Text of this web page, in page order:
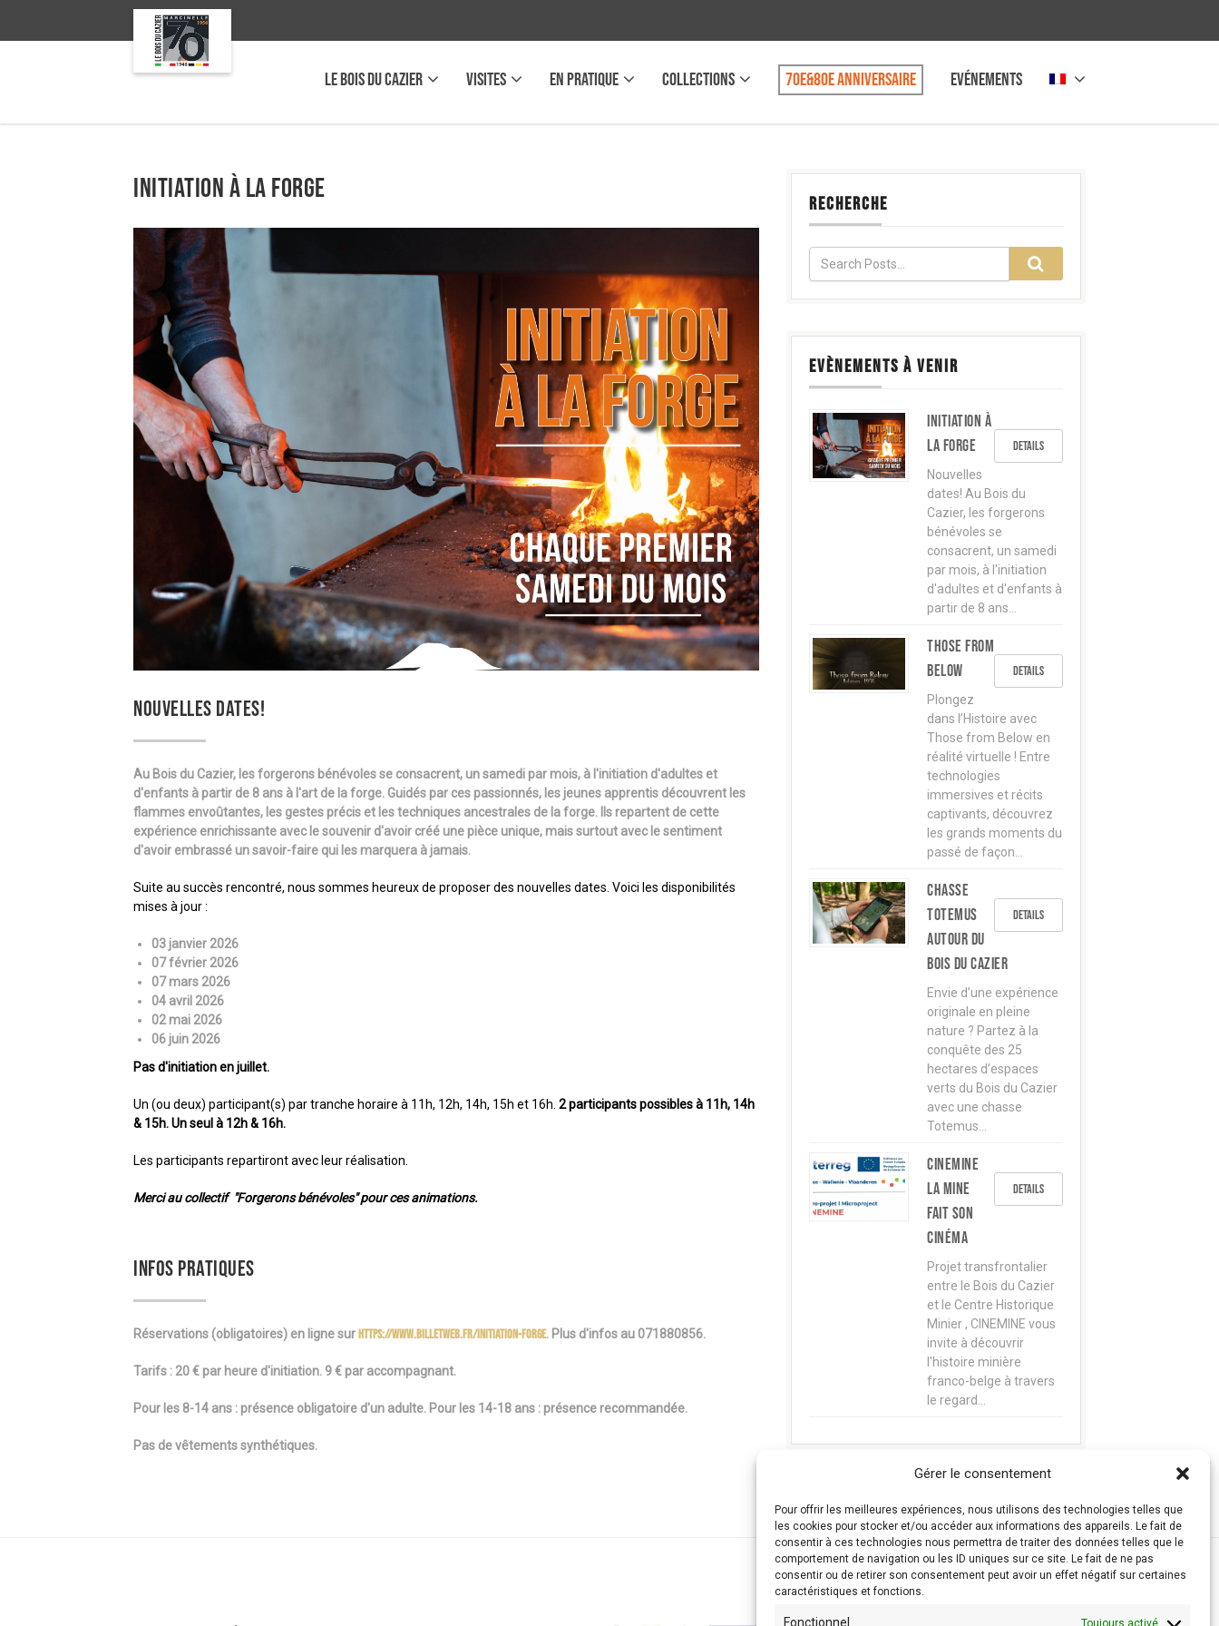
Gérer le consentement
Pour offrir les meilleures expériences, nous utilisons des technologies telles que
les cookies pour stocker et/ou accéder aux informations des appareils. Le fait de
consentir à ces technologies nous permettra de traiter des données telles que le
comportement de navigation ou les ID uniques sur ce site. Le fait de ne pas
consentir ou de retirer son consentement peut avoir un effet négatif sur certaines
caractéristiques et fonctions.
Fonctionnel Toujours activé
LE BOIS DU CAZIER VISITES EN PRATIQUE COLLECTIONS 70e&80e anniversaire Evénements
Initiation à la forge
NOUVELLES DATES!
Au Bois du Cazier, les forgerons bénévoles se consacrent, un samedi par mois, à l'initiation d'adultes et
d'enfants à partir de 8 ans à l'art de la forge. Guidés par ces passionnés, les jeunes apprentis découvrent les
flammes envoûtantes, les gestes précis et les techniques ancestrales de la forge. Ils repartent de cette
expérience enrichissante avec le souvenir d'avoir créé une pièce unique, mais surtout avec le sentiment
d'avoir embrassé un savoir-faire qui les marquera à jamais.
Suite au succès rencontré, nous sommes heureux de proposer des nouvelles dates. Voici les disponibilités
mises à jour :
03 janvier 2026
07 février 2026
07 mars 2026
04 avril 2026
02 mai 2026
06 juin 2026
Pas d'initiation en juillet.
Un (ou deux) participant(s) par tranche horaire à 11h, 12h, 14h, 15h et 16h. 2 participants possibles à 11h, 14h
& 15h. Un seul à 12h & 16h.
Les participants repartiront avec leur réalisation.
Merci au collectif "Forgerons bénévoles" pour ces animations.
INFOS PRATIQUES
Réservations (obligatoires) en ligne surhttps://www.billetweb.fr/initiation-forge. Plus d'infos au 071880856.
Tarifs : 20 € par heure d'initiation. 9 € par accompagnant.
Pour les 8-14 ans : présence obligatoire d'un adulte. Pour les 14-18 ans : présence recommandée.
Pas de vêtements synthétiques.
RECHERCHE
EVÈNEMENTS À VENIR
Details
Initiation à
la forge
Nouvelles
dates! Au Bois du
Cazier, les forgerons
bénévoles se
consacrent, un samedi
par mois, à l'initiation
d'adultes et d'enfants à
partir de 8 ans…
Details
Those from
below
Plongez
dans l’Histoire avec
Those from Below en
réalité virtuelle ! Entre
technologies
immersives et récits
captivants, découvrez
les grands moments du
passé de façon…
Details
Chasse
TOTEMUS
autour du
Bois du Cazier
Envie d’une expérience
originale en pleine
nature ? Partez à la
conquête des 25
hectares d’espaces
verts du Bois du Cazier
avec une chasse
Totemus…
Details
CINEMINE
La mine
fait son
cinéma
Projet transfrontalier
entre le Bois du Cazier
et le Centre Historique
Minier , CINEMINE vous
invite à découvrir
l'histoire minière
franco-belge à travers
le regard…